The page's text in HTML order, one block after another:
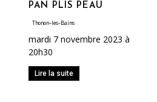
PAN PLIS PEAU
Thonon-les-Bains
mardi 7 novembre 2023 à
20h30
Lire la suite